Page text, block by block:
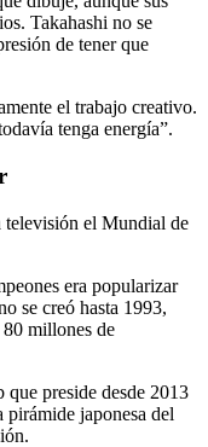
Takahashi no se
de tener que
el trabajo creativo.
tenga energía”.
el Mundial de
era popularizar
se creó hasta 1993,
80 millones de
preside desde 2013
pirámide japonesa del